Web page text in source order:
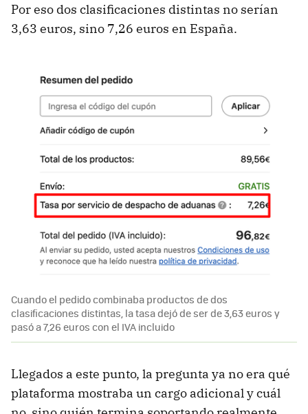
Por eso dos clasificaciones distintas no serían
3,63 euros, sino 7,26 euros en España.
Cuando el pedido combinaba productos de dos
clasificaciones distintas, la tasa dejó de ser de 3,63 euros y
pasó a 7,26 euros con el IVA incluido
Llegados a este punto, la pregunta ya no era qué
plataforma mostraba un cargo adicional y cuál